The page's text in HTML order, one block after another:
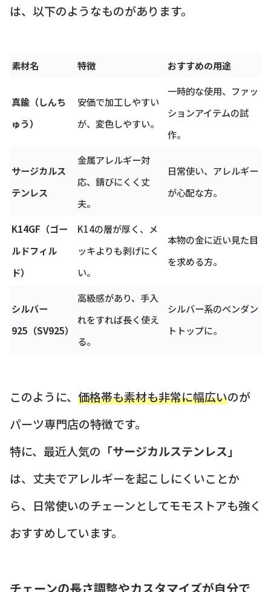
は、以下のようなものがあります。
素材名 特徴 おすすめの用途
真鍮（しんち
ゅう）
安価で加工しやすい
が、変色しやすい。
一時的な使用、ファッ
ションアイテムの試
作。
サージカルス
テンレス
金属アレルギー対
応、錆びにくく丈
夫。
日常使い、アレルギー
が心配な方。
K14GF（ゴー
ルドフィル
ド）
K14の層が厚く、メ
ッキよりも剥げにく
い。
本物の金に近い見た目
を求める方。
シルバー
925（SV925）
高級感があり、手入
れをすれば長く使え
る。
シルバー系のペンダン
トトップに。
このように、 価格帯も素材も非常に幅広いのが
パーツ専門店の特徴です。
特に、最近人気の 「サージカルステンレス」
は、丈夫でアレルギーを起こしにくいことか
ら、日常使いのチェーンとしてモモストアも強く
おすすめしています。
チェーンの長さ調整やカスタマイズが自分で